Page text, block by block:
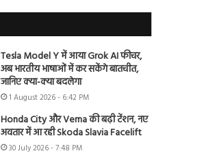
Tesla Model Y में आया Grok AI फीचर,
अब भारतीय भाषाओं में कर सकेंगे बातचीत,
जानिए क्या-क्या बदलेगा
1 August 2026 - 6:42 PM
Honda City और Verna की बढ़ी टेंशन, नए
अवतार में आ रही Skoda Slavia Facelift
30 July 2026 - 7:48 PM